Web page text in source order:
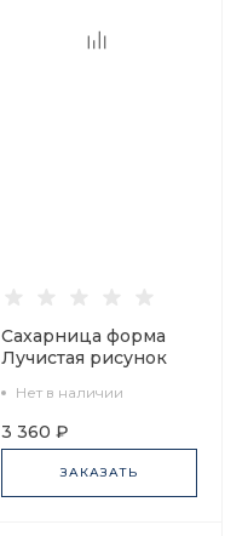
Сахарница форма
Лучистая рисунок
80.01804.00.1
Нет в наличии
3 360 ₽
ЗАКАЗАТЬ